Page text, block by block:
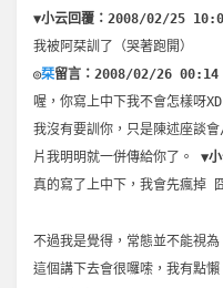
▼小云回覆：2008/02/25
我被阿栞訓了（哭著跑開）
◎栞留言：2008/02/26 00:14
喔，你寫上中下我不會怎樣呀XD
我沒有要訓你，只是陳述座談
片我明明就一併傳給你了。 ▼
真的寫了上中下，我會先瘋掉
不過我是覺得，常態並不能視
這個講下去會很囉嗦，我有點懶